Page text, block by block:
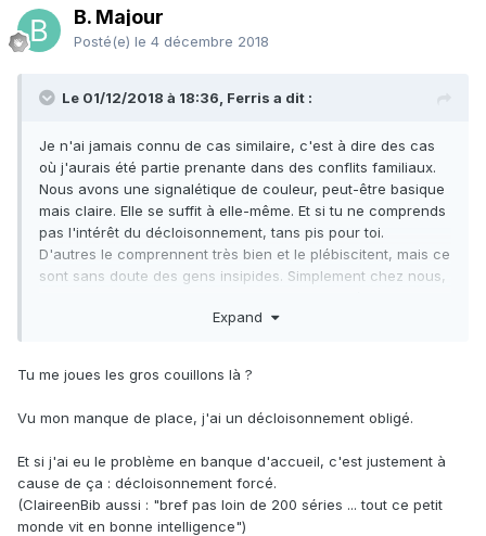
B. Majour
Posté(e) le 4 décembre 2018
Le 01/12/2018 à 18:36, Ferris a dit :
Je n'ai jamais connu de cas similaire, c'est à dire des cas
où j'aurais été partie prenante dans des conflits familiaux.
Nous avons une signalétique de couleur, peut-être basique
mais claire. Elle se suffit à elle-même. Et si tu ne comprends
pas l'intérêt du décloisonnement, tans pis pour toi.
D'autres le comprennent très bien et le plébiscitent, mais ce
sont sans doute des gens insipides. Simplement chez nous,
d'avoir tel ou tel âge pour accéder à un fonds.
Expand
Tu me joues les gros couillons là ?
Vu mon manque de place, j'ai un décloisonnement obligé.
Et si j'ai eu le problème en banque d'accueil, c'est justement à
cause de ça : décloisonnement forcé.
(ClaireenBib aussi : "bref pas loin de 200 séries ... tout ce petit
monde vit en bonne intelligence")